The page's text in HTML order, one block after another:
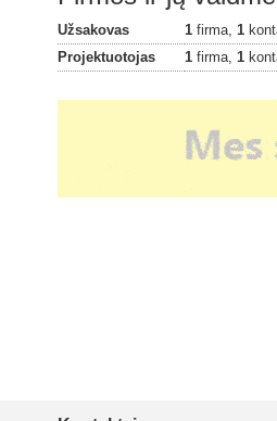
Užsakovas 1 firma, 1
Projektuotojas
1 firma, 1